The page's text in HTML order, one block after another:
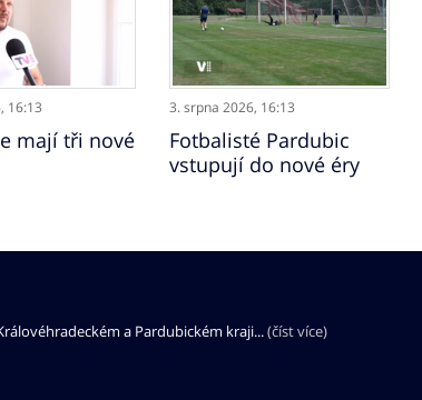
16:13
mají tři nové
3. srpna 2026, 16:13
Fotbalisté Pardubic
vstupují do nové éry
a Pardubickém kraji...(číst více)